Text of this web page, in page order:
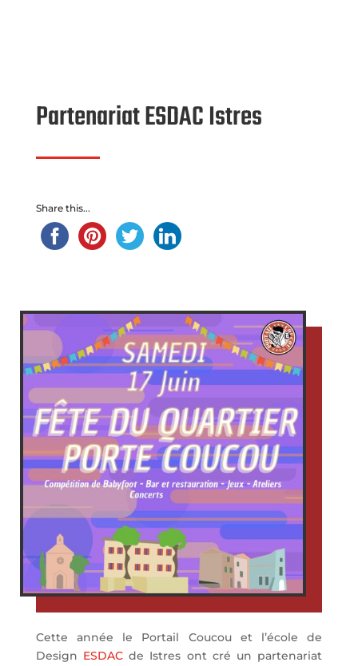
Partenariat ESDAC Istres
Share this...
Cette année le Portail Coucou et l’école de
Design ESDAC de Istres ont cré un partenariat